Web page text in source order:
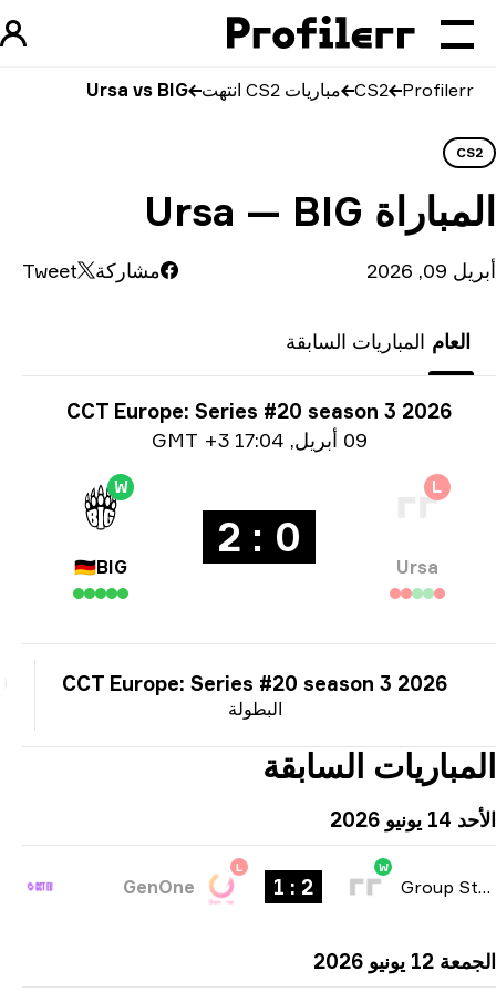
Profilerr
CS2 مباريات CS2 انتهت Ursa vs BIG
Ursa — BIG
2026 مشاركة Tweet
العام المباريات السابقة
البطولة
CCT Europe: Series #20 season 3 2026
09 أبريل ,
17:04 GMT +3
Ursa
0 : 2
BIG
🇩🇪
البطولة
CCT Europe: Series #20 season 3 2026
السابقة
2026
Group
GenOne
يونيو 2026